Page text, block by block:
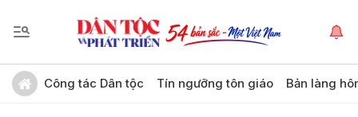
Công tác Dân tộc Tín ngưỡng tôn giáo Bản làng